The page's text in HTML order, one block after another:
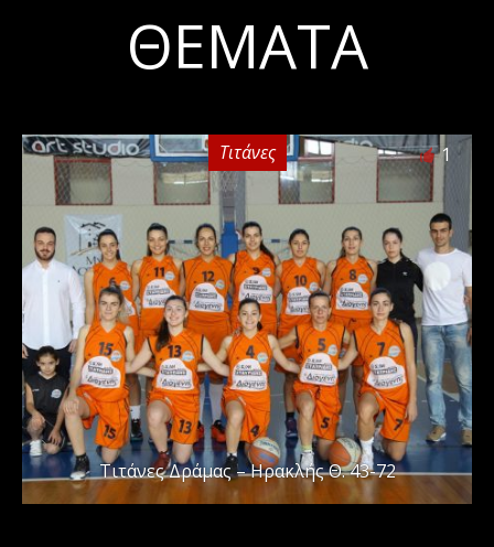
ΘΈΜΑΤΑ
Τιτάνες 1
Τιτάνες Δράμας – Ηρακλής Θ. 43-72